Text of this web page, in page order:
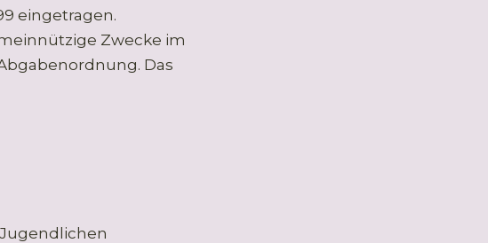
eingetragen.
Zwecke im
Das